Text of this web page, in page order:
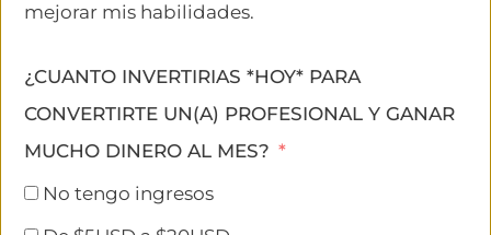
mejorar mis habilidades.
¿CUANTO INVERTIRIAS *HOY* PARA
CONVERTIRTE UN(A) PROFESIONAL Y GANAR
MUCHO DINERO AL MES?
No tengo ingresos